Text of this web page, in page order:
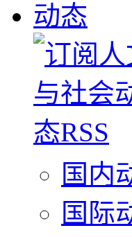
动态
国内
国际